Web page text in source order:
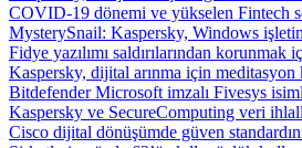
COVID-19 dönemi ve yükselen Fintech
MysterySnail: Kaspersky, Windows
Fidye yazılımı saldırılarından korunmak
Kaspersky, dijital arınma için meditasyon
Bitdefender Microsoft imzalı Fivesys
Kaspersky ve SecureComputing veri
Cisco dijital dönüşümde güven